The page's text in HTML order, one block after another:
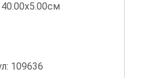
40.00x5.00см
109636